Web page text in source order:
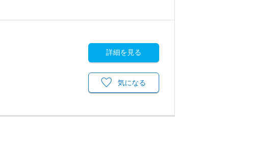
詳細を見る
気になる